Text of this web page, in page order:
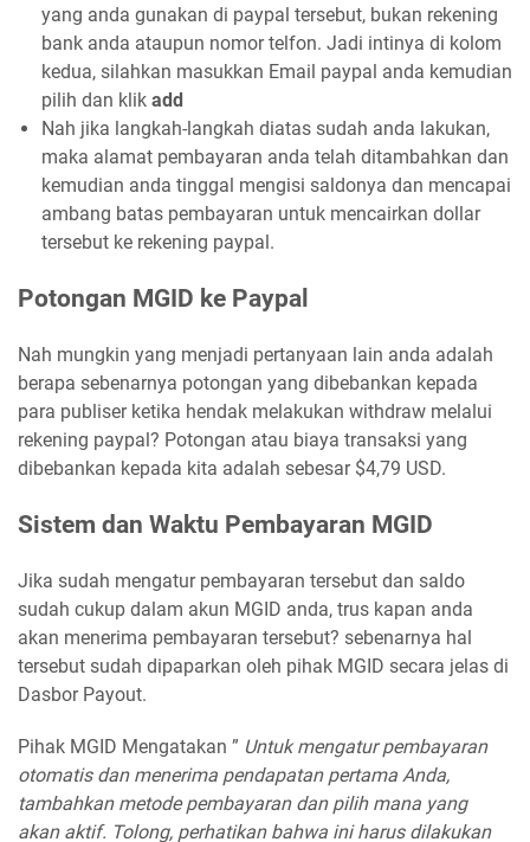
yang anda gunakan di paypal tersebut, bukan rekening
bank anda ataupun nomor telfon. Jadi intinya di kolom
kedua, silahkan masukkan Email paypal anda kemudian
pilih dan klik add
Nah jika langkah-langkah diatas sudah anda lakukan,
maka alamat pembayaran anda telah ditambahkan dan
kemudian anda tinggal mengisi saldonya dan mencapai
ambang batas pembayaran untuk mencairkan dollar
tersebut ke rekening paypal.
Potongan MGID ke Paypal
Nah mungkin yang menjadi pertanyaan lain anda adalah
berapa sebenarnya potongan yang dibebankan kepada
para publiser ketika hendak melakukan withdraw melalui
rekening paypal? Potongan atau biaya transaksi yang
dibebankan kepada kita adalah sebesar $4,79 USD.
Sistem dan Waktu Pembayaran MGID
Jika sudah mengatur pembayaran tersebut dan saldo
sudah cukup dalam akun MGID anda, trus kapan anda
akan menerima pembayaran tersebut? sebenarnya hal
tersebut sudah dipaparkan oleh pihak MGID secara jelas di
Dasbor Payout.
Pihak MGID Mengatakan ” Untuk mengatur pembayaran
otomatis dan menerima pendapatan pertama Anda,
tambahkan metode pembayaran dan pilih mana yang
akan aktif. Tolong, perhatikan bahwa ini harus dilakukan